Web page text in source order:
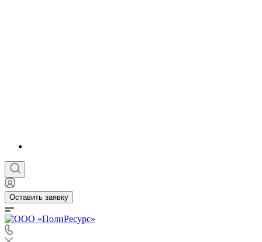
Оставить заявку